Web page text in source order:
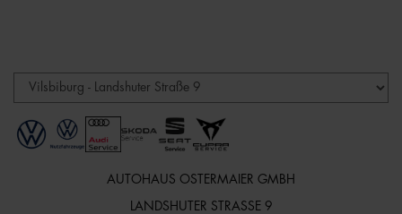
AUTOHAUS OSTERMAIER GMBH
LANDSHUTER STRASSE 9